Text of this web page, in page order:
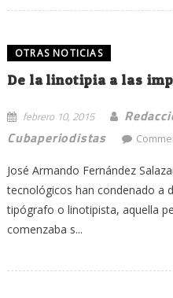
OTRAS NOTICIAS
De la linotipia a las
febrero 10, 2015
Cubaperiodistas
José Armando Fernández
tecnológicos han condenado a
tipógrafo o linotipista, aquella
comenzaba s...